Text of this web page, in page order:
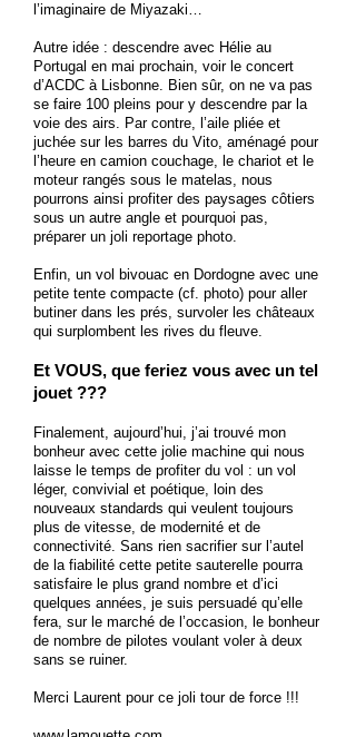
l’imaginaire de Miyazaki…
Autre idée : descendre avec Hélie au
Portugal en mai prochain, voir le concert
d’ACDC à Lisbonne. Bien sûr, on ne va pas
se faire 100 pleins pour y descendre par la
voie des airs. Par contre, l’aile pliée et
juchée sur les barres du Vito, aménagé pour
l’heure en camion couchage, le chariot et le
moteur rangés sous le matelas, nous
pourrons ainsi profiter des paysages côtiers
sous un autre angle et pourquoi pas,
préparer un joli reportage photo.
Enfin, un vol bivouac en Dordogne avec une
petite tente compacte (cf. photo) pour aller
butiner dans les prés, survoler les châteaux
qui surplombent les rives du fleuve.
Et VOUS, que feriez vous avec un tel
jouet ???
Finalement, aujourd’hui, j’ai trouvé mon
bonheur avec cette jolie machine qui nous
laisse le temps de profiter du vol : un vol
léger, convivial et poétique, loin des
nouveaux standards qui veulent toujours
plus de vitesse, de modernité et de
connectivité. Sans rien sacrifier sur l’autel
de la fiabilité cette petite sauterelle pourra
satisfaire le plus grand nombre et d’ici
quelques années, je suis persuadé qu’elle
fera, sur le marché de l’occasion, le bonheur
de nombre de pilotes voulant voler à deux
sans se ruiner.
Merci Laurent pour ce joli tour de force !!!